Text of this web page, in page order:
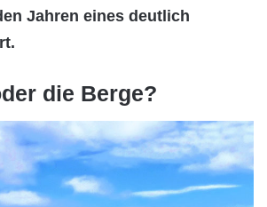
Jahren eines deutlich
die Berge?